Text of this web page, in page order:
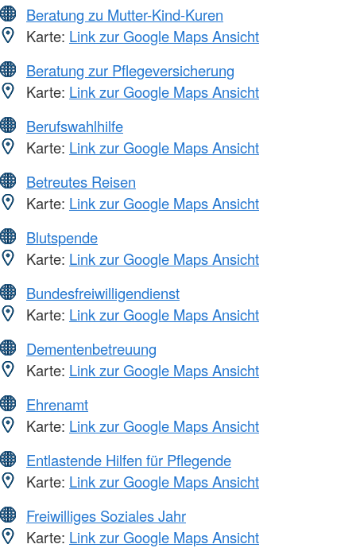
Beratung zu Mutter-Kind-Kuren
Karte: Link zur Google Maps Ansicht
Beratung zur Pflegeversicherung
Karte: Link zur Google Maps Ansicht
Berufswahlhilfe
Karte: Link zur Google Maps Ansicht
Betreutes Reisen
Karte: Link zur Google Maps Ansicht
Blutspende
Karte: Link zur Google Maps Ansicht
Bundesfreiwilligendienst
Karte: Link zur Google Maps Ansicht
Dementenbetreuung
Karte: Link zur Google Maps Ansicht
Ehrenamt
Karte: Link zur Google Maps Ansicht
Entlastende Hilfen für Pflegende
Karte: Link zur Google Maps Ansicht
Freiwilliges Soziales Jahr
Karte: Link zur Google Maps Ansicht